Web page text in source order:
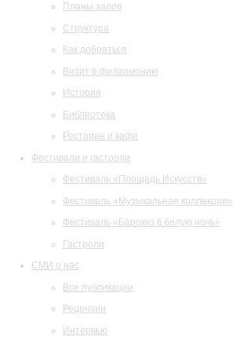
Планы залов
Структура
Как добраться
Визит в филармонию
История
Библиотека
Ресторан и кафе
Фестивали и гастроли
Фестиваль «Площадь Искусств»
Фестиваль «Музыкальная коллекция»
Фестиваль «Барокко в белую ночь»
Гастроли
СМИ о нас
Все публикации
Рецензии
Интервью